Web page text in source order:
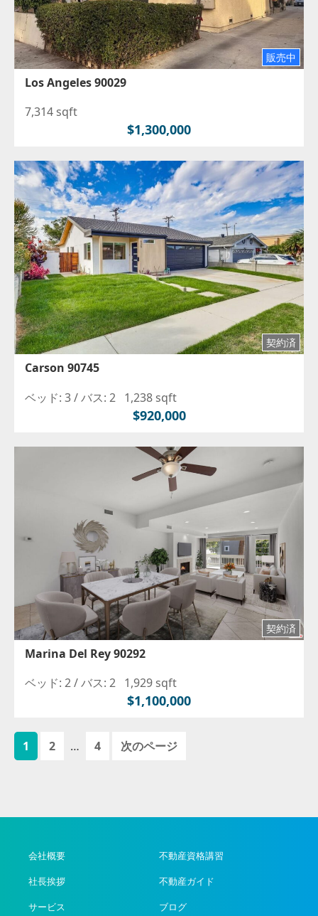
販売中
Los Angeles 90029
7,314 sqft
$1,300,000
契約済
Carson 90745
ベッド: 3 /バス: 2 1,238 sqft
$920,000
契約済
Marina Del Rey 90292
ベッド: 2 /バス: 2 1,929 sqft
$1,100,000
ペ
ー
1
ペ
2 …
ペ
4 次のページ
会社概要
社長挨拶
サービス
不動産資格講習
不動産ガイド
ブログ